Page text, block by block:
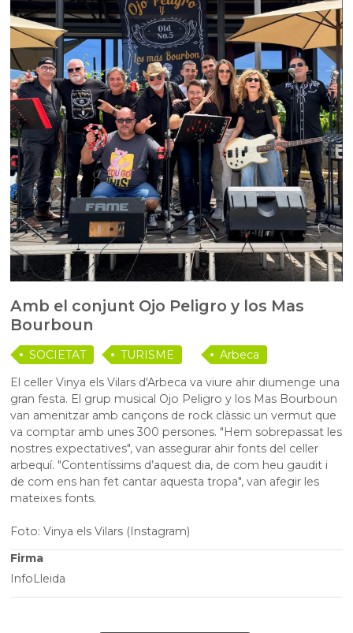
Amb el conjunt Ojo Peligro y los Mas
Bourboun
SOCIETAT TURISME
Arbeca
El celler Vinya els Vilars d'Arbeca va viure ahir diumenge una
gran festa. El grup musical Ojo Peligro y los Mas Bourboun
van amenitzar amb cançons de rock clàssic un vermut que
va comptar amb unes 300 persones. "Hem sobrepassat les
nostres expectatives", van assegurar ahir fonts del celler
arbequí. "Contentíssims d’aquest dia, de com heu gaudit i
de com ens han fet cantar aquesta tropa", van afegir les
mateixes fonts.
Foto: Vinya els Vilars (Instagram)
Firma
InfoLleida